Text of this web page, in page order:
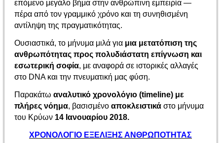
επόμενο μεγάλο βήμα στην ανθρώπινη εμπειρία —
πέρα από τον γραμμικό χρόνο και τη συνηθισμένη
αντίληψη της πραγματικότητας.
Ουσιαστικά, το μήνυμα μιλά για μια μετατόπιση της
ανθρωπότητας προς πολυδιάστατη επίγνωση και
εσωτερική σοφία, με αναφορά σε ιστορικές αλλαγές
στο DNA και την πνευματική μας φύση.
Παρακάτωαναλυτικό χρονολόγιο (timeline) με
πλήρες νόημα, βασισμένοαποκλειστικά στο μήνυμα
του Κρύων 14 Ιανουαρίου 2018.
ΧΡΟΝΟΛΟΓΙΟ ΕΞΕΛΙΞΗΣ ΑΝΘΡΩΠΟΤΗΤΑΣ